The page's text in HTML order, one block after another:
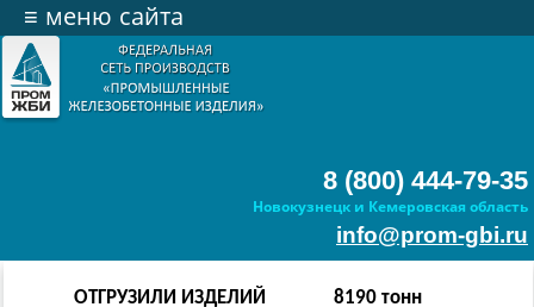
8 (800) 444-79-35
Новокузнецк и Кемеровская область
info@prom-gbi.ru
≡ меню сайта
ОТГРУЗИЛИ ИЗДЕЛИЙ
32766тонн